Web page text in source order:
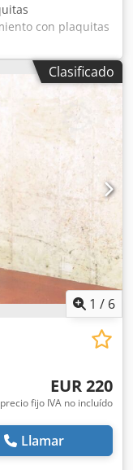
con plaquitas
de punta, fresas
fresa de
de punta:
con
Ø
32 a 43 mm,
solo el lote
200/Al60 mm -
Clasificado
1 / 6
EUR 220
precio fijo IVA no incluído
Llamar